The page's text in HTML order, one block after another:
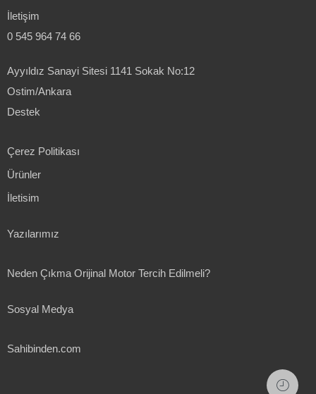
İletişim
0 545 964 74 66
Ayyıldız Sanayi Sitesi 1141 Sokak No:12
Ostim/Ankara
Destek
Çerez Politikası
Ürünler
İletisim
Yazılarımız
Neden Çıkma Orijinal Motor Tercih Edilmeli?
Sosyal Medya
Sahibinden.com